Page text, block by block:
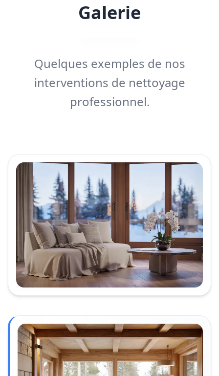
Galerie
Quelques exemples de nos
interventions de nettoyage
professionnel.